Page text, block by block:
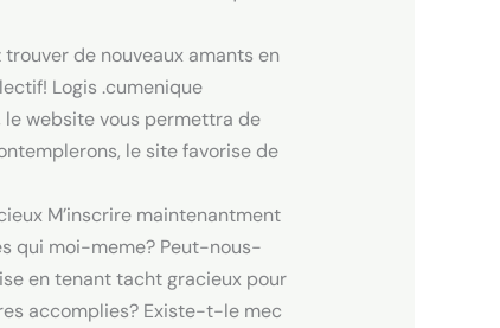
de nouveaux amants en
Logis .cumenique
le website vous permettra de
le site favorise de
M’inscrire maintenantment
qui moi-meme? Peut-nous-
en tenant tacht gracieux pour
accomplies? Existe-t-le mec